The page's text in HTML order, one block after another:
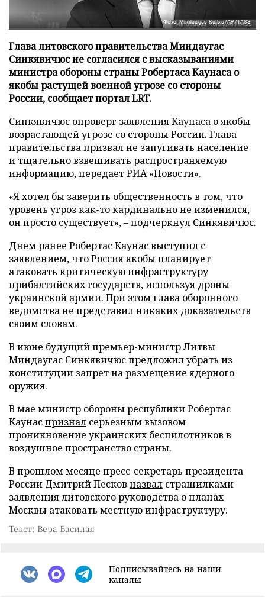
Фото: Mindaugas Kulbis/AP/TASS
Глава литовского правительства Миндаугас
Синкявичюс не согласился с высказываниями
министра обороны страны Робертаса Каунаса о
якобы растущей военной угрозе со стороны
России, сообщает портал LRT.
Синкявичюс опроверг заявления Каунаса о якобы
возрастающей угрозе со стороны России. Глава
правительства призвал не запугивать население
и тщательно взвешивать распространяемую
информацию, передаетРИА «Новости».
«Я хотел бы заверить общественность в том, что
уровень угроз как-то кардинально не изменился,
он просто существует», – подчеркнул Синкявичюс.
Днем ранее Робертас Каунас выступил с
заявлением, что Россия якобы планирует
атаковать критическую инфраструктуру
прибалтийских государств, используя дроны
украинской армии. При этом глава оборонного
ведомства не представил никаких доказательств
своим словам.
В июне будущий премьер-министр Литвы
Миндаугас Синкявичюспредложилубрать из
конституции запрет на размещение ядерного
оружия.
В мае министр обороны республики Робертас
Каунаспризнал серьезным вызовом
проникновение украинских беспилотников в
воздушное пространство страны.
В прошлом месяце пресс-секретарь президента
России Дмитрий Песков назвал страшилками
заявления литовского руководства о планах
Москвы атаковать местную инфраструктуру.
Текст: Вера Басилая
Подписывайтесь на наши
каналы